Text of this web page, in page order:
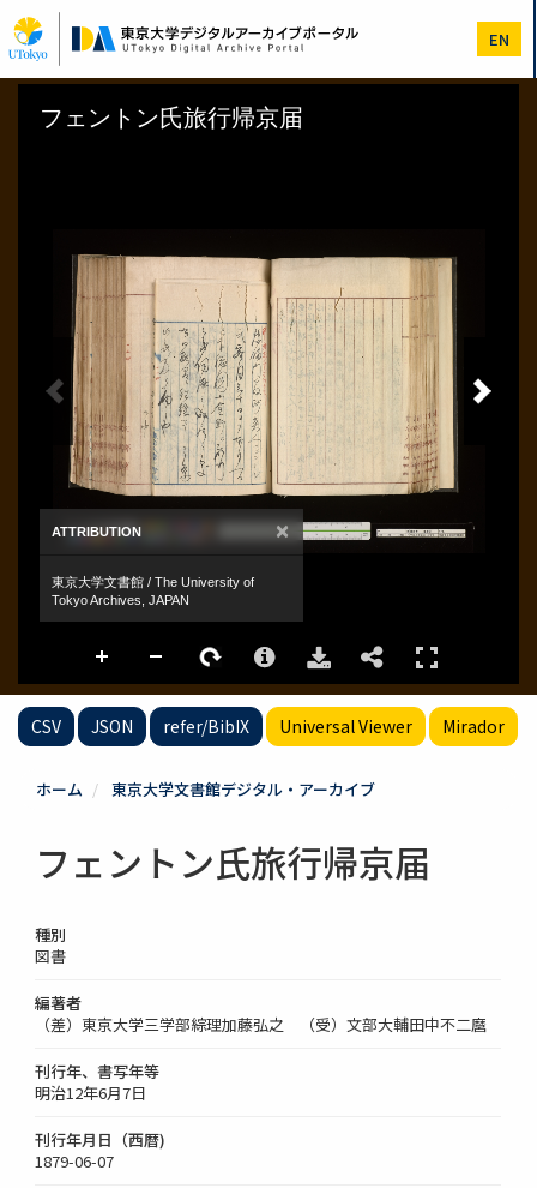
イ
ン
コ
EN
CSV JSON refer/BibIX Universal Viewer Mirador
ホーム 東京大学文書館デジタル・アーカイブ
フェントン氏旅行帰京届
種別
図書
編著者
（差）東京大学三学部綜理加藤弘之 （受）文部大輔田中不二麿
刊行年、書写年等
明治12年6月7日
刊行年月日（西暦)
1879-06-07